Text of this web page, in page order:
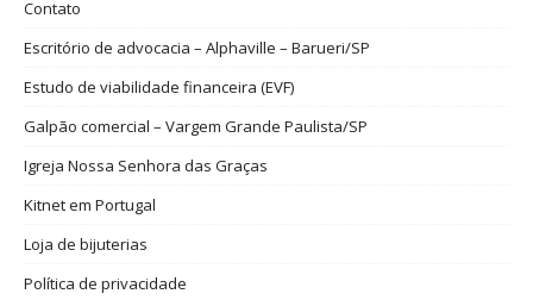
Contato
Escritório de advocacia – Alphaville – Barueri/SP
Estudo de viabilidade financeira (EVF)
Galpão comercial – Vargem Grande Paulista/SP
Igreja Nossa Senhora das Graças
Kitnet em Portugal
Loja de bijuterias
Política de privacidade